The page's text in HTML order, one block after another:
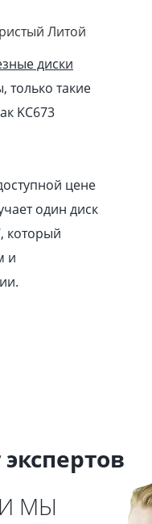
Литой
диски
только такие
KC673
цене
один диск
который
и
МЫ